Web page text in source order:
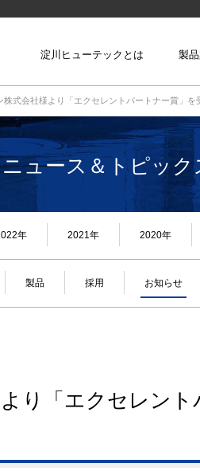
reset淀川ヒューテックとは 製
の力 研究・開発
作る技術
する技術
する技術
る技術
ご挨拶
知らせ
株式会社様より「エクセレントパートナー賞」を
ニュース＆トピック
年 2021年 2020年
製品 採用 お知らせ
り「エクセレン